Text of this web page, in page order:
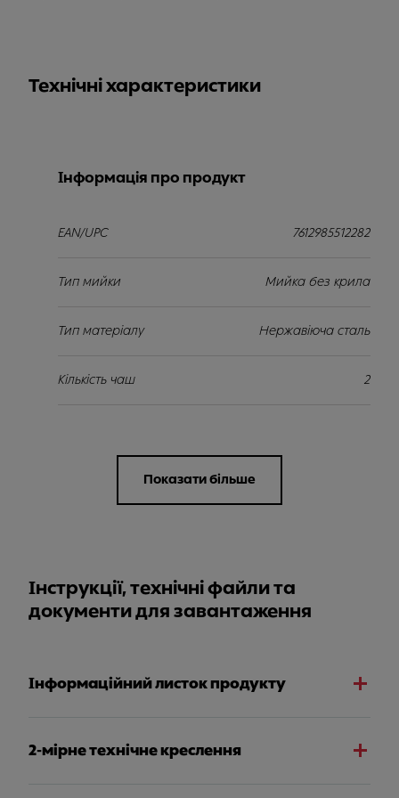
Технічні характеристики
Інформація про продукт
EAN/UPC 7612985512282
Тип мийки Мийка без крила
Тип матеріалу Нержавіюча сталь
Кількість чаш 2
Показати більше
Інструкції, технічні файли та
документи для завантаження
Інформаційний листок продукту
2-мірне технічне креслення